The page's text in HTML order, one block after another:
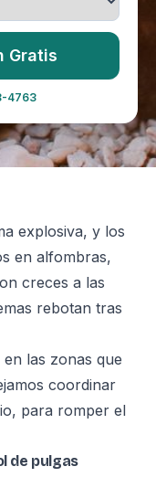
Gratis
4763
explosiva, y los
en alfombras,
creces a las
rebotan tras
las zonas que
coordinar
para romper el
de pulgas